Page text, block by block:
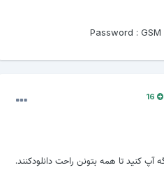
Password :
16
کنید تا همه بتونن راحت دانلودکنند.